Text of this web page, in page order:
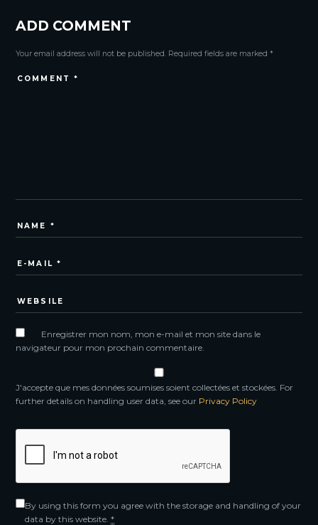
ADD COMMENT
Your email address will not be published. Required fields are marked *
Enregistrer mon nom, mon e-mail et mon site dans le
navigateur pour mon prochain commentaire.
J'accepte que mes données soumises soient collectées et stockées. For
further details on handling user data, see our Privacy Policy
By using this form you agree with the storage and handling of your
data by this website.*